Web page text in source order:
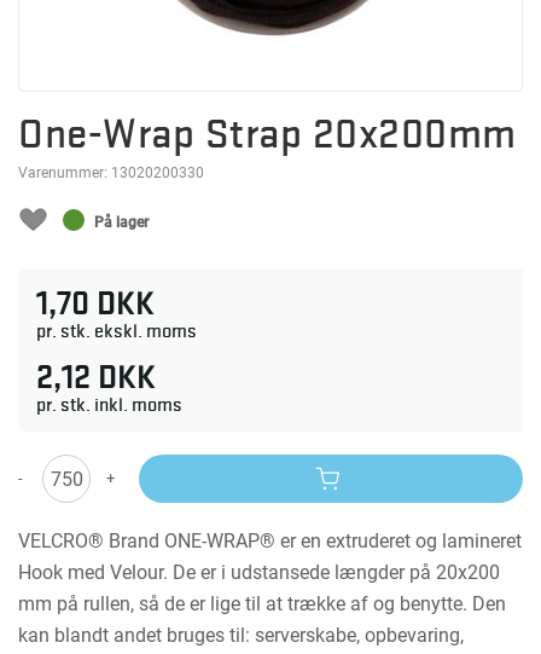
One-Wrap Strap 20x200mm
Varenummer: 13020200330
På lager
1,70 DKK
pr. stk. ekskl. moms
2,12 DKK
pr. stk. inkl. moms
- +
VELCRO® Brand ONE-WRAP® er en extruderet og lamineret
Hook med Velour. De er i udstansede længder på 20x200
mm på rullen, så de er lige til at trække af og benytte. Den
kan blandt andet bruges til: serverskabe, opbevaring,